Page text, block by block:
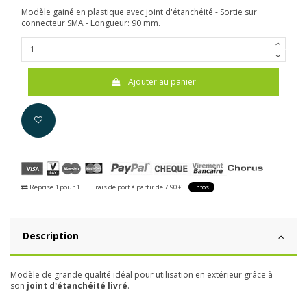
Modèle gainé en plastique avec joint d'étanchéité - Sortie sur
connecteur SMA - Longueur: 90 mm.
Ajouter au panier
Reprise 1 pour 1 Frais de port à partir de 7.90 € infos
Description
Modèle de grande qualité idéal pour utilisation en extérieur grâce à
son joint d'étanchéité livré.